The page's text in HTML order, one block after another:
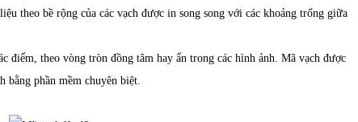
theo bề rộng của các vạch được in song song với các khoảng trống giữa
điểm, theo vòng tròn đồng tâm hay ẩn trong các hình ảnh. Mã vạch được
bằng phần mềm chuyên biệt.